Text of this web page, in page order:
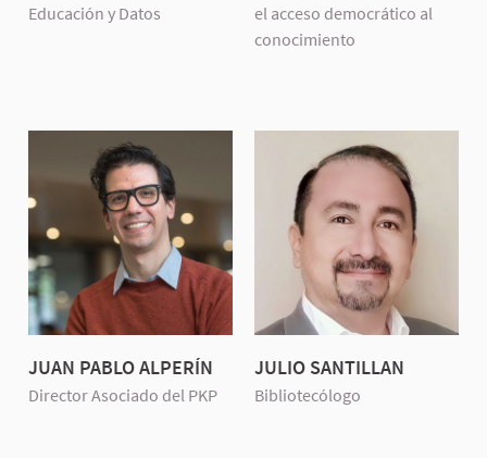
Educación y Datos
el acceso democrático al
conocimiento
JUAN PABLO ALPERÍN
Director Asociado del PKP
JULIO SANTILLAN
Bibliotecólogo